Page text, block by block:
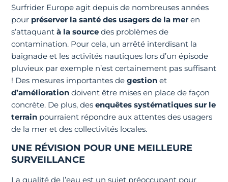
Surfrider Europe agit depuis de nombreuses années
pour préserver la santé des usagers de la mer en
s’attaquantà la source des problèmes de
contamination. Pour cela, un arrêté interdisant la
baignade et les activités nautiques lors d’un épisode
pluvieux par exemple n’est certainement pas suffisant
! Des mesures importantes degestionet
d’améliorationdoivent être mises en place de façon
concrète. De plus, desenquêtes systématiques sur le
terrain pourraient répondre aux attentes des usagers
de la mer et des collectivités locales.
UNE RÉVISION POUR UNE MEILLEURE
SURVEILLANCE
La qualité de l’eau est un sujet préoccupant pour